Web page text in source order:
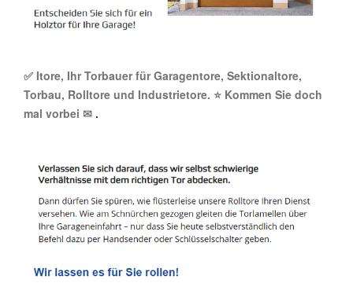
✅ Itore, Ihr Torbauer für Garagentore, Sektionaltore,
Torbau, Rolltore und Industrietore. ⭐ Kommen Sie doch
mal vorbei ✉ .